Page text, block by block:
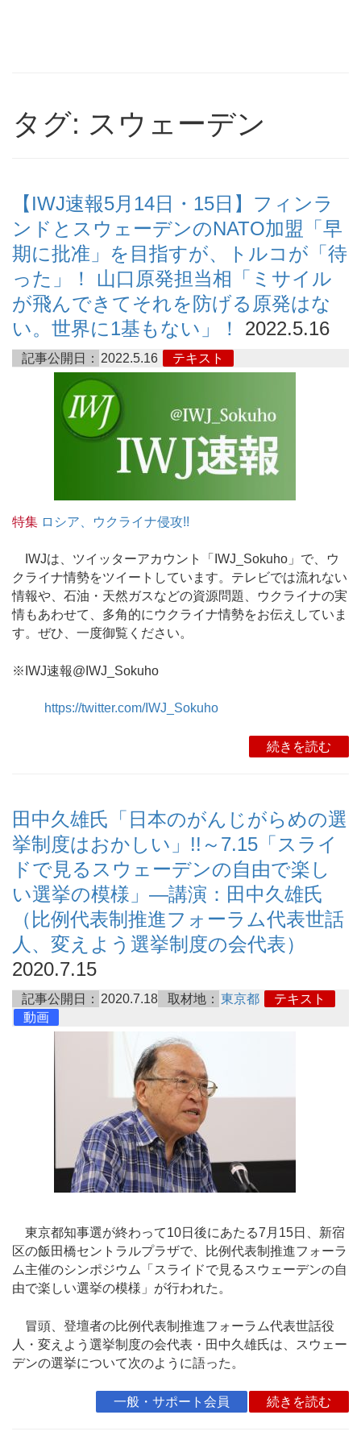
タグ: スウェーデン
【IWJ速報5月14日・15日】フィンラ
ンドとスウェーデンのNATO加盟「早
期に批准」を目指すが、トルコが「待
った」！ 山口原発担当相「ミサイル
が飛んできてそれを防げる原発はな
い。世界に1基もない」！
2022.5.16
記事公開日： 2022.5.16 テキスト
特集 ロシア、ウクライナ侵攻!!
IWJは、ツイッターアカウント「IWJ_Sokuho」で、ウ
クライナ情勢をツイートしています。テレビでは流れない
情報や、石油・天然ガスなどの資源問題、ウクライナの実
情もあわせて、多角的にウクライナ情勢をお伝えしていま
す。ぜひ、一度御覧ください。
※IWJ速報@IWJ_Sokuho
https://twitter.com/IWJ_Sokuho
続きを読む
田中久雄氏「日本のがんじがらめの選
挙制度はおかしい」!!～7.15「スライ
ドで見るスウェーデンの自由で楽し
い選挙の模様」―講演：田中久雄氏
（比例代表制推進フォーラム代表世話
人、変えよう選挙制度の会代表）
2020.7.15
記事公開日： 2020.7.18 取材地： 東京都
テキスト
動画
東京都知事選が終わって10日後にあたる7月15日、新宿
区の飯田橋セントラルプラザで、比例代表制推進フォーラ
ム主催のシンポジウム「スライドで見るスウェーデンの自
由で楽しい選挙の模様」が行われた。
冒頭、登壇者の比例代表制推進フォーラム代表世話役
人・変えよう選挙制度の会代表・田中久雄氏は、スウェー
デンの選挙について次のように語った。
一般・サポート会員 続きを読む